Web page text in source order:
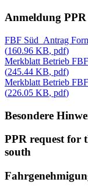
Anmeldung
FBF Süd_Antrag
(160.96 KB, pdf)
Merkblatt Betrieb
(245.44 KB, pdf)
Merkblatt Betrieb
(226.05 KB, pdf)
Besondere
PPR request for
south